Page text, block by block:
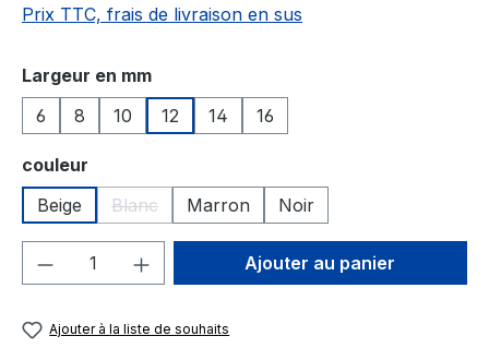
Prix TTC, frais de livraison en sus
Sélectionnez
Largeur en mm
6
8 10 12 14 16
Sélectionnez
couleur
Beige
Blanc
(Cette option n'est pas disponible pour le
Marron Noir
Quantité de produit : Entrez la
Ajouter au panier
Ajouter à la liste de souhaits